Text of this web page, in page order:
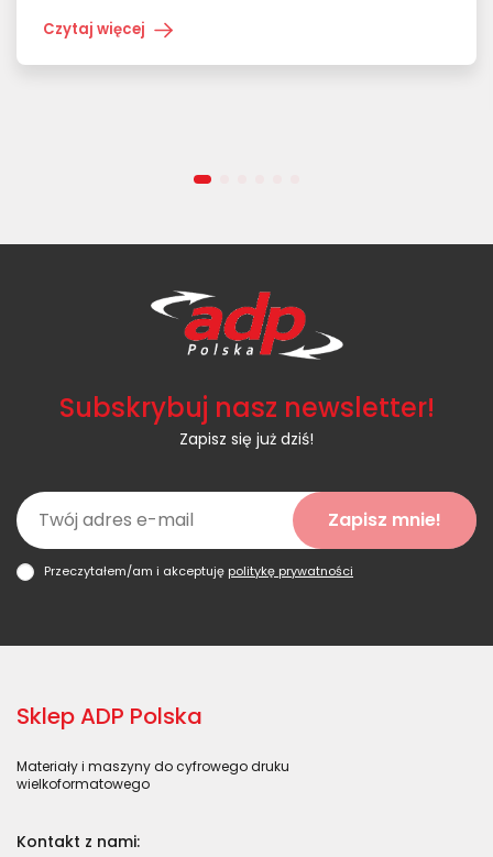
Czytaj więcej
Subskrybuj nasz newsletter!
Zapisz się już dziś!
Zapisz mnie!
Przeczytałem/am i akceptuję politykę prywatności
Sklep ADP Polska
Materiały i maszyny do cyfrowego druku
wielkoformatowego
Kontakt z nami: